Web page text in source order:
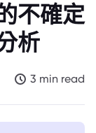
不確定
析
3 min read